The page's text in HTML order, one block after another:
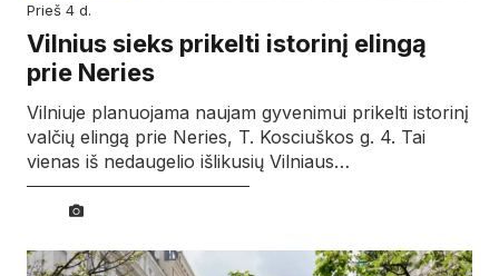
prieš 4 d.
Vilnius sieks prikelti istorinį elingą
prie Neries
Vilniuje planuojama naujam gyvenimui prikelti istorinį
valčių elingą prie Neries, T. Kosciuškos g. 4. Tai
vienas iš nedaugelio išlikusių Vilniaus…